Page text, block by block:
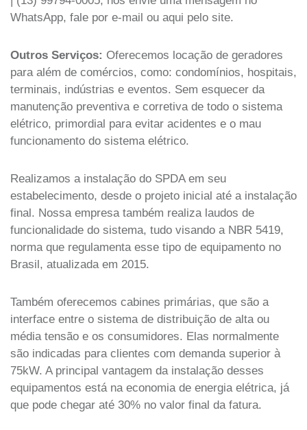
WhatsApp, fale por e-mail ou aqui pelo site.
Outros Serviços: Oferecemos locação de geradores
para além de comércios, como: condomínios, hospitais,
terminais, indústrias e eventos. Sem esquecer da
manutenção preventiva e corretiva de todo o sistema
elétrico, primordial para evitar acidentes e o mau
funcionamento do sistema elétrico.
Realizamos a instalação do SPDA em seu
estabelecimento, desde o projeto inicial até a instalação
final. Nossa empresa também realiza laudos de
funcionalidade do sistema, tudo visando a NBR 5419,
norma que regulamenta esse tipo de equipamento no
Brasil, atualizada em 2015.
Também oferecemos cabines primárias, que são a
interface entre o sistema de distribuição de alta ou
média tensão e os consumidores. Elas normalmente
são indicadas para clientes com demanda superior à
75kW. A principal vantagem da instalação desses
equipamentos está na economia de energia elétrica, já
que pode chegar até 30% no valor final da fatura.